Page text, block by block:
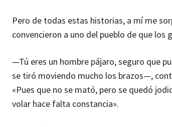
Pero de todas estas historias, a mí me
convencieron a uno del pueblo de que los
—Tú eres un hombre pájaro, seguro que
se tiró moviendo mucho los brazos—,
«Pues que no se mató, pero se quedó
volar hace falta constancia».